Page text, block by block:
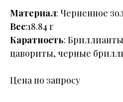
Материал: Черненное
Вес:18.84 г
Каратность:
цавориты, черные
Цена по запросу